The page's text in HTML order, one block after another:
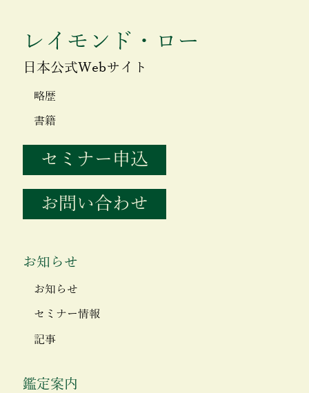
レイモンド・ロー
日本公式Webサイト
略歴
書籍
セミナー申込
お問い合わせ
お知らせ
お知らせ
セミナー情報
記事
鑑定案内